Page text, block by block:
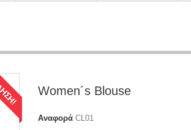
Women´s Blouse
Αναφορά CL01